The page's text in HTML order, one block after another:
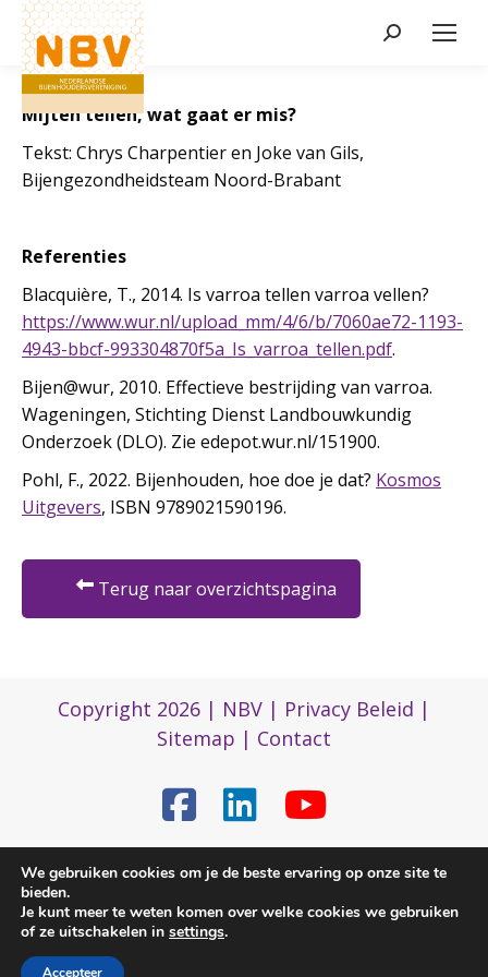
Zoeken:
Mijten tellen, wat gaat er mis?
Tekst: Chrys Charpentier en Joke van Gils,
Bijengezondheidsteam Noord-Brabant
Referenties
Blacquière, T., 2014. Is varroa tellen varroa vellen?
https://www.wur.nl/upload_mm/4/6/b/7060ae72-1193-
4943-bbcf-993304870f5a_Is_varroa_tellen.pdf.
Bijen@wur, 2010. Effectieve bestrijding van varroa.
Wageningen, Stichting Dienst Landbouwkundig
Onderzoek (DLO). Zie edepot.wur.nl/151900.
Pohl, F., 2022. Bijenhouden, hoe doe je dat? Kosmos
Uitgevers, ISBN 9789021590196.
Terug naar overzichtspagina
Copyright 2026 | NBV | Privacy Beleid |
Sitemap | Contact
(0)317 422 422
We gebruiken cookies om je de beste ervaring op onze site te
bieden.
Je kunt meer te weten komen over welke cookies we gebruiken
of ze uitschakelen in settings.
Accepteer